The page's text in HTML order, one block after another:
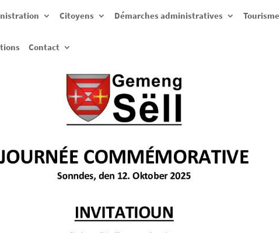
Citoyens Démarches administratives Tourisme
Contact